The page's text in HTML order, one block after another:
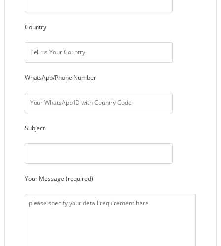
Country
WhatsApp/Phone Number
Subject
Your Message (required)